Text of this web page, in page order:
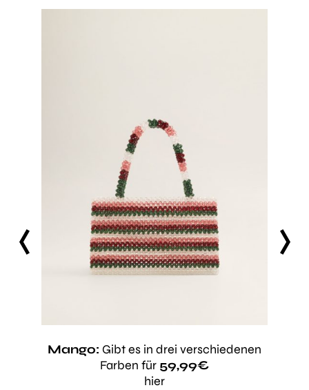
prev next
Mango: Gibt es in drei verschiedenen
Farben für 59,99€
hier